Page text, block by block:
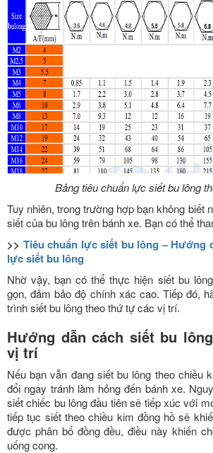
Bảng tiêu chuẩn lực siết bu lông
Tuy nhiên, trong trường hợp bạn không biết
siết của bu lông trên bánh xe. Bạn có thể
>> Tiêu chuẩn lực siết bu lông – Hướng
lực siết bu lông
Nhờ vậy, bạn có thể thực hiện siết bu
gọn, đảm bảo độ chính xác cao. Tiếp đó,
trình siết bu lông theo thứ tự các vị trí.
Hướng dẫn cách siết bu
vị trí
Nếu bạn vẫn đang siết bu lông theo chiều
đổi ngay tránh làm hỏng đến bánh xe.
siết chiếc bu lông đầu tiên sẽ tiếp xúc với
tiếp tục siết theo chiều kim đồng hồ sẽ
được phân bố đồng đều, điều này khiến
uống cong.